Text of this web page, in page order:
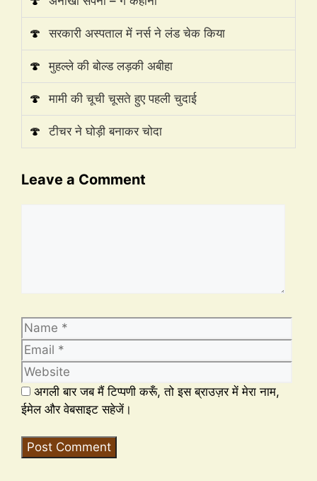
🍄 सरकारी अस्पताल में नर्स ने लंड चेक किया
🍄 मुहल्ले की बोल्ड लड़की अबीहा
🍄 मामी की चूची चूसते हुए पहली चुदाई
🍄 टीचर ने घोड़ी बनाकर चोदा
Leave a Comment
अगली बार जब मैं टिप्पणी करूँ, तो इस ब्राउज़र में मेरा नाम,
ईमेल और वेबसाइट सहेजें।